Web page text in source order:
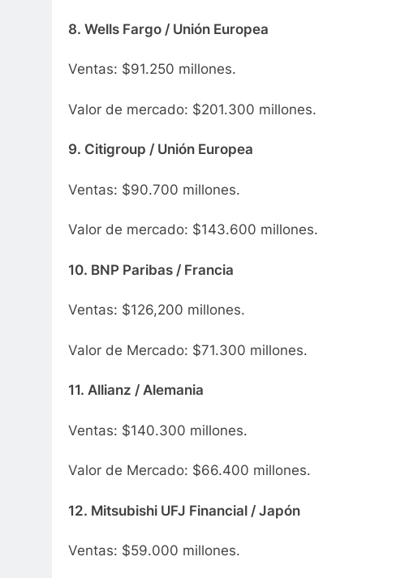
8. Wells Fargo / Unión Europea
Ventas: $91.250 millones.
Valor de mercado: $201.300 millones.
9. Citigroup / Unión Europea
Ventas: $90.700 millones.
Valor de mercado: $143.600 millones.
10. BNP Paribas / Francia
Ventas: $126,200 millones.
Valor de Mercado: $71.300 millones.
11. Allianz / Alemania
Ventas: $140.300 millones.
Valor de Mercado: $66.400 millones.
12. Mitsubishi UFJ Financial / Japón
Ventas: $59.000 millones.